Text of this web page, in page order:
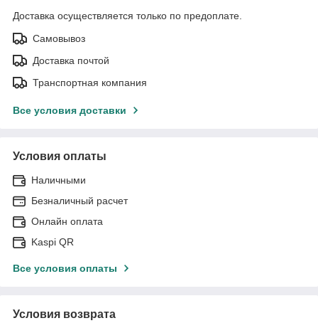
Доставка осуществляется только по предоплате.
Самовывоз
Доставка почтой
Транспортная компания
Все условия доставки
Условия оплаты
Наличными
Безналичный расчет
Онлайн оплата
Kaspi QR
Все условия оплаты
Условия возврата